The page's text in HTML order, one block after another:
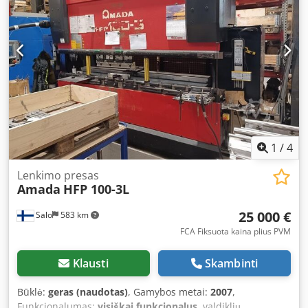
ribotuvo po 1 m, 2 vnt. standartinių svirtinių ribotuvų, 3
vnt. rutulinių atramų po 1,5 m. Pjūvių kiekis: 15 000.
Siurblio veikimo laikas: 100 h. Labai mažai naudotas.
Dsdoziviwjpfx Apnock
1 /4
Salo 583 km
Lenkimo presas
Amada HFP 100-3L
25 000 €
FCA Fiksuota kaina plius PVM
Klausti Skambinti
Būklė: geras (naudotas), Gamybos metai: 2007,